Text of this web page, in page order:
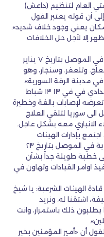
العام لتنظيم (داعش)
أن قوله يعتبر القول
يعني وجود خلاف شديد».
إلا لأجل حل الخلافات
وقال أيضاً أن الانباري «ظهر مرتين في الموصل بتاريخ ٧ يناير
وظهر في البعاج، وتلعفر، وسنجار، وهو
مدينة الرقة السورية».
وعندما تردّدت أنباء عن إصابة البغدادي في في ١٣ ١٣ شباط
وتعرضه لإصابات بالغة وخطيرة
سوريا لتلقي العلاج
الانباري معه بشكل عاجل.
بإدارات الهيئات
الشرعية في مبنى المكتبة المركزية في الموصل بتاريخ ٢٣
والقى خطبة طويلة جداً بشأن
اوامر القيادات وتهاون في
الهيئات الشرعية: يا شيخ
اشتقنا له، ونريد
يطلبون ذلك باستمرار، وانت
أن «أمير المؤمنين بخير